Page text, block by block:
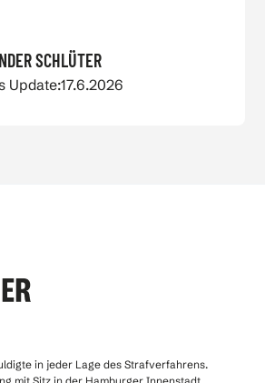
SCHLÜTER
Update:17.6.2026
in jeder Lage des Strafverfahrens.